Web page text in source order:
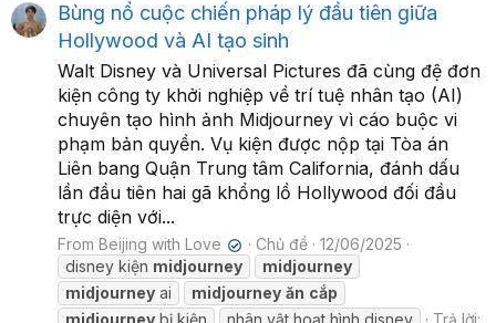
Bùng nổ cuộc chiến pháp lý đầu tiên giữa
Hollywood và AI tạo sinh
Walt Disney và Universal Pictures đã cùng đệ đơn
kiện công ty khởi nghiệp về trí tuệ nhân tạo (AI)
chuyên tạo hình ảnh Midjourney vì cáo buộc vi
phạm bản quyền. Vụ kiện được nộp tại Tòa án
Liên bang Quận Trung tâm California, đánh dấu
lần đầu tiên hai gã khổng lồ Hollywood đối đầu
trực diện với...
From Beijing with Love ✔ Chủ đề
12/06/2025
disney kiện midjourney
midjourney
midjourney ai midjourney ăn cắp